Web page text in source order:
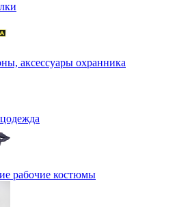
аксессуары охранника
рабочие костюмы